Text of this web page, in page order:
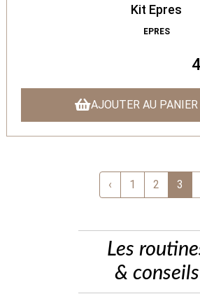
Kit Epres
EPRES
AJOUTER AU PANIER
‹ 1 2 3
Les
& conseils